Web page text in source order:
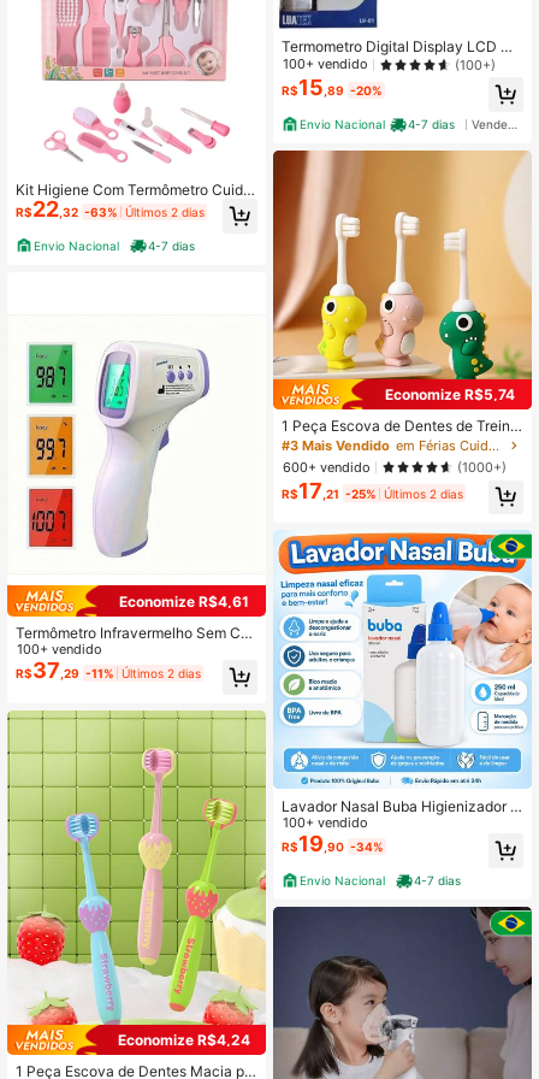
Kit Higiene Com Termômetro Cuida
do Bebê Recém Nascido 10pçs
R$22 ,32 -63% Últimos 2 dias
Envio Nacional 4-7 dias
Economize R$4,61
Termômetro Infravermelho Sem Co
ntato MAMIJOY com Visor LED Gra
nde (Baterias Não Incluídas), Ideal p
ara Presente de Ação de Graças
100+ vendido
R$37 ,29 -11% Últimos 2 dias
Economize R$4,24
1 Peça Escova de Dentes Macia pa
Termometro Digital Display LCD De
sligamento Automatico Rapida Med
ição
100+ vendido (100+)
R$15 ,89 -20%
Envio Nacional 4-7 dias
Economize R$5,74
1 Peça Escova de Dentes de Treina
mento para Bebês, Ultra Macia e Fi
na, Não Machuca as Gengivas, Lim
pa a Boca e a Língua, Escova de De
ntes Manual para Crianças de 1 a 3
#3 Mais Vendido
em Férias Cuidados com o bebê
600+ vendido
(1000+)
R$17 ,21 -25% Últimos 2 dias
Lavador Nasal Buba Higienizador B
ebê Infantil Adulto
100+ vendido
R$19 ,90 -34%
Envio Nacional 4-7 dias